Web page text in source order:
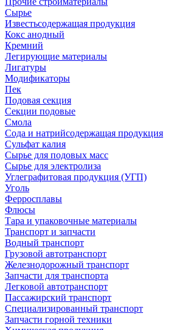
Сырье
Известьсодержащая продукция
Кокс анодный
Кремний
Легирующие материалы
Лигатуры
Модификаторы
Пек
Подовая секция
Секции подовые
Смола
Сода и натрийсодержащая продукция
Сульфат калия
Сырье для подовых масс
Сырье для электролиза
Углеграфитовая продукция (УГП)
Уголь
Ферросплавы
Флюсы
Тара и упаковочные материалы
Транспорт и запчасти
Водный транспорт
Грузовой автотранспорт
Железнодорожный транспорт
Запчасти для транспорта
Легковой автотранспорт
Пассажирский транспорт
Специализированный транспорт
Запчасти горной техники